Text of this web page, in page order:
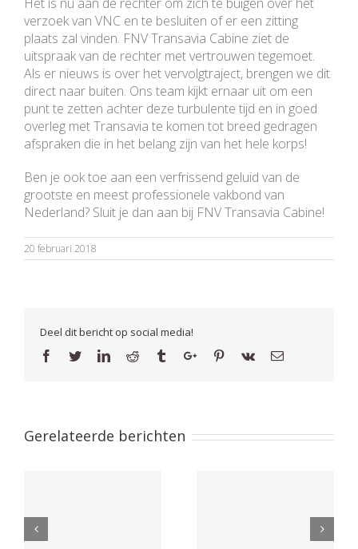
verzoek van VNC en te besluiten of er een zitting
plaats zal vinden. FNV Transavia Cabine ziet de
uitspraak van de rechter met vertrouwen tegemoet.
Als er nieuws is over het vervolgtraject, brengen we dit
direct naar buiten. Ons team kijkt ernaar uit om een
punt te zetten achter deze turbulente tijd en in goed
overleg met Transavia te komen tot breed gedragen
afspraken die in het belang zijn van het hele korps!
Ben je ook toe aan een verfrissend geluid van de
grootste en meest professionele vakbond van
Nederland? Sluit je dan aan bij FNV Transavia Cabine!
20 februari 2018
Deel dit bericht op social media!
Facebook
TwitterLinkedinReddit TumblrGoogle+Pinterest
Vk Email
Gerelateerde berichten